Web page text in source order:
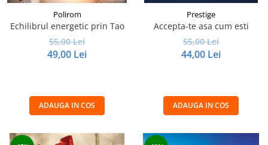
Polirom
Echilibrul energetic prin Tao
55,00 Lei
49,00 Lei
ADAUGA IN COS
Prestige
Accepta-te asa cum esti
55,00 Lei
44,00 Lei
ADAUGA IN COS